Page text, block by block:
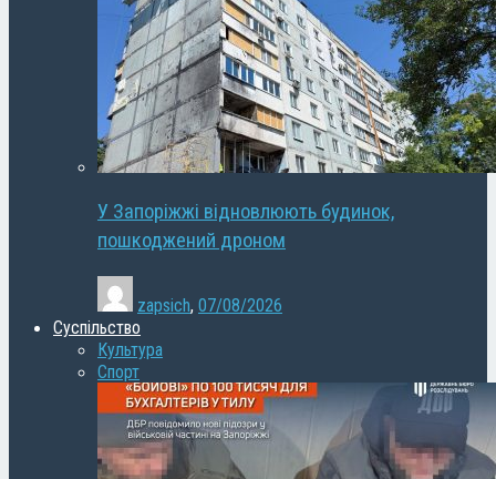
У Запоріжжі відновлюють будинок,
пошкоджений дроном
zapsich, 07/08/2026
Суспільство
Культура
Спорт